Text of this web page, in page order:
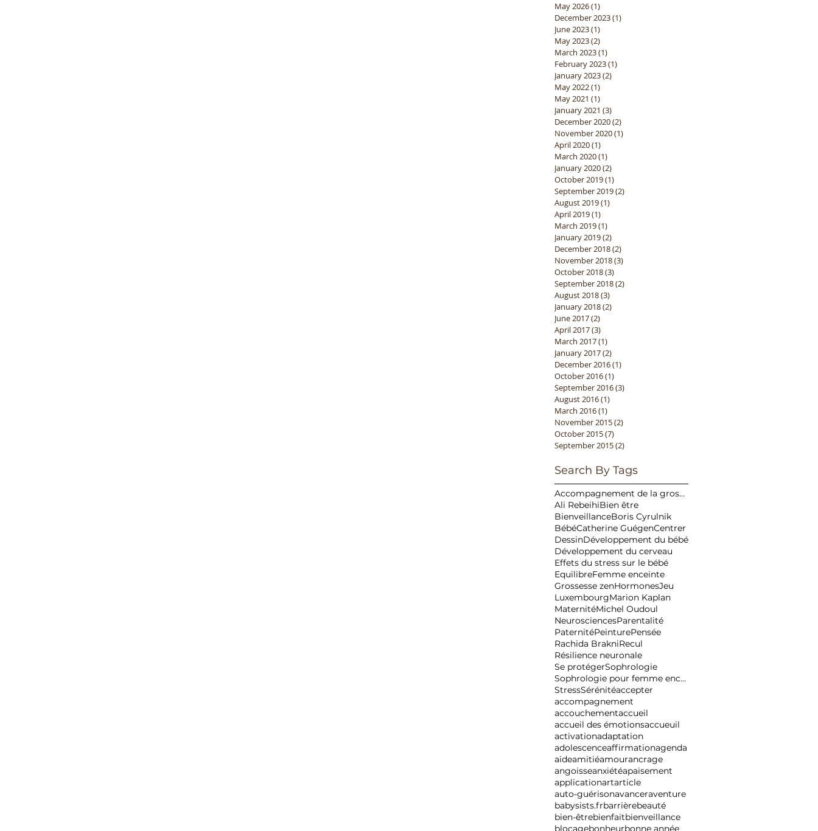
May 2026(1)
December 2023(1)
June 2023(1)
May 2023(2)
March 2023(1)
February 2023(1)
January 2023(2)
May 2022(1)
May 2021 (1)
January 2021 (3)
December 2020(2)
November 2020(1)
April 2020(1)
March 2020(1)
January 2020(2)
October 2019(1)
September 2019(2)
August 2019(1)
April 2019(1)
March 2019(1)
January 2019(2)
December 2018(2)
November 2018(3)
October 2018(3)
September 2018(2)
August 2018(3)
January 2018(2)
June 2017(2)
April 2017(3)
March 2017(1)
January 2017(2)
December 2016(1)
October 2016(1)
September 2016(3)
August 2016(1)
March 2016(1)
November 2015(2)
October 2015(7)
September 2015(2)
Search By Tags
Accompagnement de la grossesse
Ali RebeihiBien être
BienveillanceBoris Cyrulnik
BébéCatherine GuégenCentrer
DessinDéveloppement du bébé
Développement du cerveau
Effets du stress sur le bébé
EquilibreFemme enceinte
Grossesse zenHormonesJeu
LuxembourgMarion Kaplan
MaternitéMichel Oudoul
NeurosciencesParentalité
PaternitéPeinturePensée
Rachida BrakniRecul
Résilience neuronale
Se protégerSophrologie
Sophrologie pour femme enceinte
StressSérénitéaccepter
accompagnement
accouchementaccueil
accueil des émotionsaccueuil
activationadaptation
adolescenceaffirmationagenda
aideamitiéamourancrage
angoisseanxiétéapaisement
applicationartarticle
auto-guérisonavanceraventure
babysists.frbarrièrebeauté
bien-êtrebienfaitbienveillance
blocagebonheurbonne année